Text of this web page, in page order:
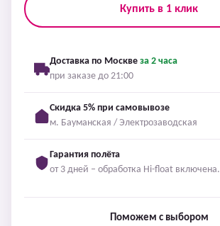
Купить в 1 клик
Доставка по Москве за 2 часа
при заказе до 21:00
Скидка 5% при самовывозе
м. Бауманская / Электрозаводская
Гарантия полёта
от 3 дней – обработка Hi-float включена.
Поможем с выбором